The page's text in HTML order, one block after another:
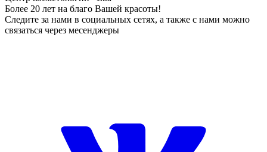
Более 20 лет на благо Вашей красоты!
Следите за нами в социальных сетях, а также с нами можно
связаться через месенджеры